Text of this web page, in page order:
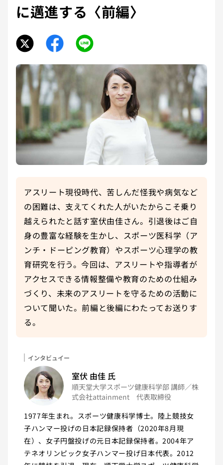
に邁進する〈前編〉
アスリート現役時代、苦しんだ怪我や病気など
の困難は、支えてくれた人がいたからこそ乗り
越えられたと話す室伏由佳さん。引退後はご自
身の豊富な経験を生かし、スポーツ医科学（ア
ンチ・ドーピング教育）やスポーツ心理学の教
育研究を行う。今回は、アスリートや指導者が
アクセスできる情報整備や教育のための仕組み
づくり、未来のアスリートを守るための活動に
ついて聞いた。前編と後編にわたってお送りす
る。
インタビュイー
インタビュイー
室伏 由佳 氏
順天堂大学スポーツ健康科学部 講師／株
式会社attainment 代表取締役
1977年生まれ。スポーツ健康科学博士。陸上競技女
子ハンマー投げの日本記録保持者（2020年8月現
在）、女子円盤投げの元日本記録保持者。2004年ア
テネオリンピック女子ハンマー投げ日本代表。2012